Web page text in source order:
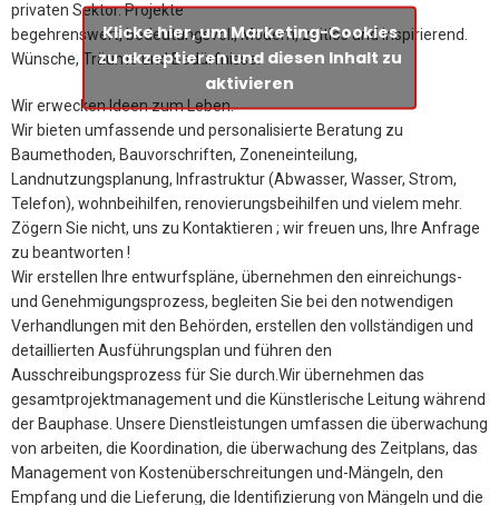
Klicke hier, um Marketing-Cookies
zu akzeptieren und diesen Inhalt zu
aktivieren
privaten Sektor. Projekte
begehrenswert, bedeutungsvoll, Modern, zeitlos und inspirierend.
Wünsche, Träume und Bedürfnisse.
Wir erwecken Ideen zum Leben.
Wir bieten umfassende und personalisierte Beratung zu
Baumethoden, Bauvorschriften, Zoneneinteilung,
Landnutzungsplanung, Infrastruktur (Abwasser, Wasser, Strom,
Telefon), wohnbeihilfen, renovierungsbeihilfen und vielem mehr.
Zögern Sie nicht, uns zu Kontaktieren ; wir freuen uns, Ihre Anfrage
zu beantworten !
Wir erstellen Ihre entwurfspläne, übernehmen den einreichungs-
und Genehmigungsprozess, begleiten Sie bei den notwendigen
Verhandlungen mit den Behörden, erstellen den vollständigen und
detaillierten Ausführungsplan und führen den
Ausschreibungsprozess für Sie durch.Wir übernehmen das
gesamtprojektmanagement und die Künstlerische Leitung während
der Bauphase. Unsere Dienstleistungen umfassen die überwachung
von arbeiten, die Koordination, die überwachung des Zeitplans, das
Management von Kostenüberschreitungen und-Mängeln, den
Empfang und die Lieferung, die Identifizierung von Mängeln und die